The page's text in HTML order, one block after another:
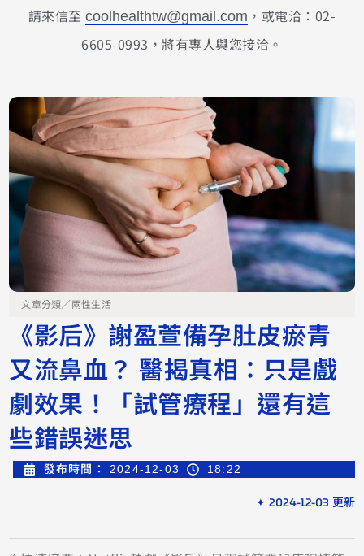
請來信至coolhealthtw@gmail.com ，或電洽：02-
6605-0993，將有專人與您接洽。
文章分類／兩性生活
《影后》謝盈萱備孕肚皮瘀青
又流鼻血？ 醫揭真相：只是戲
劇效果！「試管療程」還有這
些錯誤迷思
發布時間： 2024-12-03 18:22
✦ 2024-12-03 更新